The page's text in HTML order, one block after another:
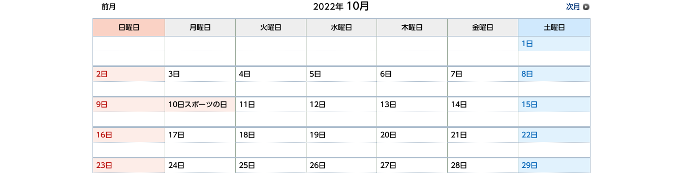
前月 2022年 10月 次月
日曜日 月曜日 火曜日 水曜日 木曜日 金曜日 土曜日
1日
2日 3日 4日 5日 6日 7日 8日
9日 10日 スポーツの日 11日 12日 13日 14日 15日
16日 17日 18日 19日 20日 21日 22日
23日 24日 25日 26日 27日 28日 29日